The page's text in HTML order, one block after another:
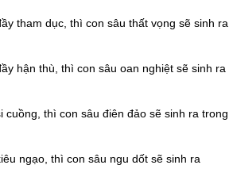
tham dục, thì con sâu thất vọng sẽ sinh ra
hận thù, thì con sâu oan nghiệt sẽ sinh ra
cuồng, thì con sâu điên đảo sẽ sinh ra trong
ngạo, thì con sâu ngu dốt sẽ sinh ra